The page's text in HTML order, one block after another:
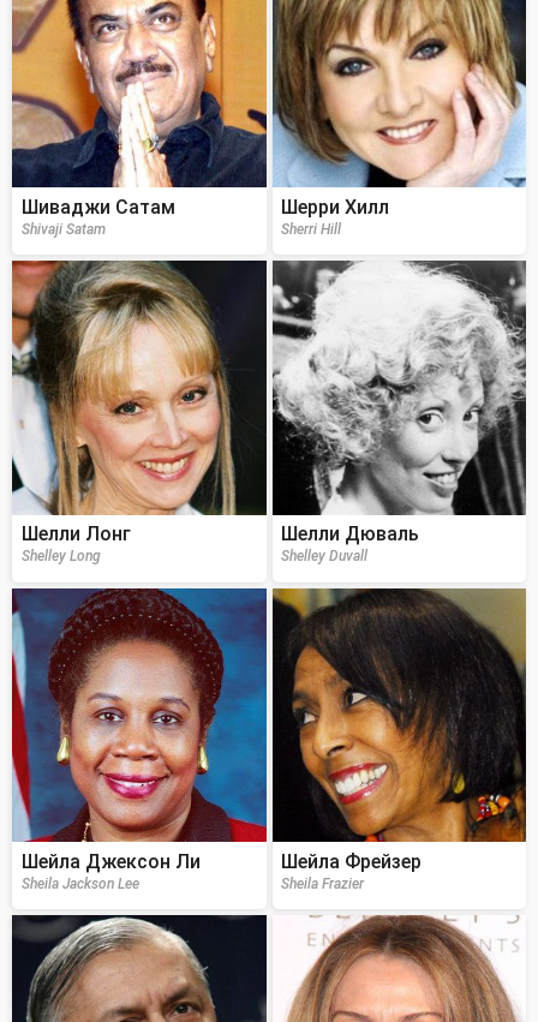
Шиваджи Сатам
Shivaji Satam
Шерри Хилл
Sherri Hill
Шелли Лонг
Shelley Long
Шелли Дюваль
Shelley Duvall
Шейла Джексон Ли
Sheila Jackson Lee
Шейла Фрейзер
Sheila Frazier